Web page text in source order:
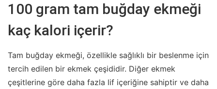
100 gram tam buğday ekmeği
kaç kalori içerir?
Tam buğday ekmeği, özellikle sağlıklı bir beslenme için
tercih edilen bir ekmek çeşididir. Diğer ekmek
çeşitlerine göre daha fazla lif içeriğine sahiptir ve daha